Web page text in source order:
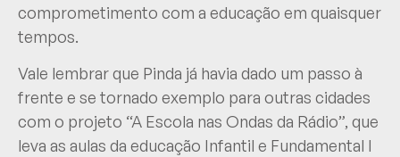
comprometimento com a educação em quaisquer
tempos.
Vale lembrar que Pinda já havia dado um passo à
frente e se tornado exemplo para outras cidades
com o projeto “A Escola nas Ondas da Rádio”, que
leva as aulas da educação Infantil e Fundamental I